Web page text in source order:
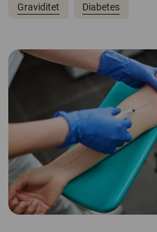
Graviditet Diabetes